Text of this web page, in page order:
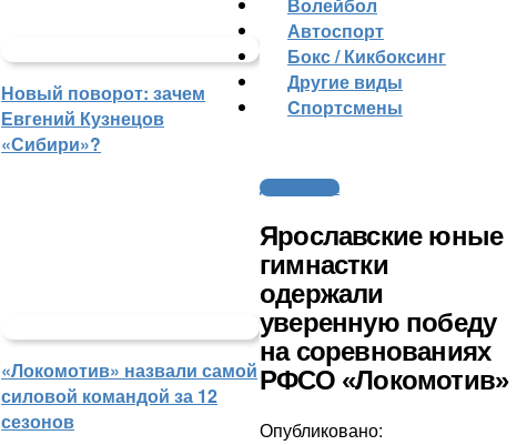
Новый поворот: зачем
Евгений Кузнецов
«Сибири»?
«Локомотив» назвали самой
силовой командой за 12
сезонов
Волейбол
Автоспорт
Бокс / Кикбоксинг
Другие виды
Cпортсмены
Другие виды
Ярославские юные
гимнастки
одержали
уверенную победу
на соревнованиях
РФСО «Локомотив»
Опубликовано: